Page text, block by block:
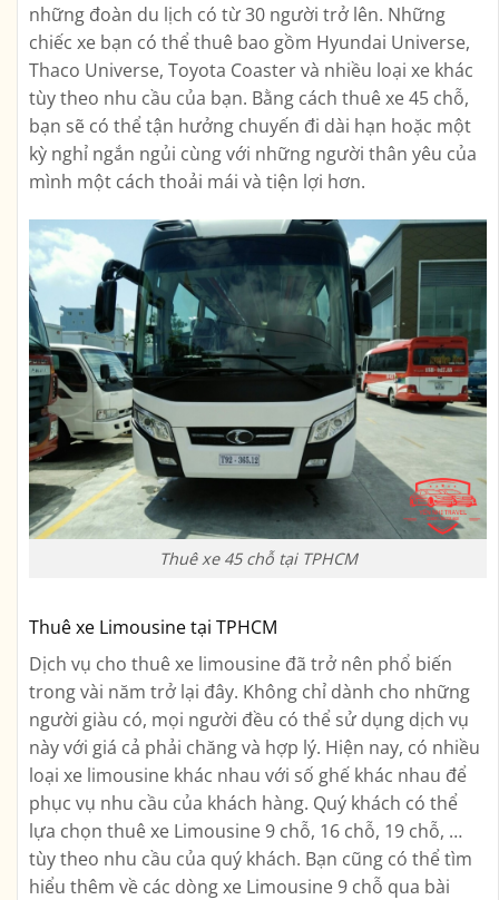
những đoàn du lịch có từ 30 người trở lên. Những
chiếc xe bạn có thể thuê bao gồm Hyundai Universe,
Thaco Universe, Toyota Coaster và nhiều loại xe khác
tùy theo nhu cầu của bạn. Bằng cách thuê xe 45 chỗ,
bạn sẽ có thể tận hưởng chuyến đi dài hạn hoặc một
kỳ nghỉ ngắn ngủi cùng với những người thân yêu của
mình một cách thoải mái và tiện lợi hơn.
Thuê xe 45 chỗ tại TPHCM
Thuê xe Limousine tại TPHCM
Dịch vụ cho thuê xe limousine đã trở nên phổ biến
trong vài năm trở lại đây. Không chỉ dành cho những
người giàu có, mọi người đều có thể sử dụng dịch vụ
này với giá cả phải chăng và hợp lý. Hiện nay, có nhiều
loại xe limousine khác nhau với số ghế khác nhau để
phục vụ nhu cầu của khách hàng. Quý khách có thể
lựa chọn thuê xe Limousine 9 chỗ, 16 chỗ, 19 chỗ, …
tùy theo nhu cầu của quý khách. Bạn cũng có thể tìm
hiểu thêm về các dòng xe Limousine 9 chỗ qua bài